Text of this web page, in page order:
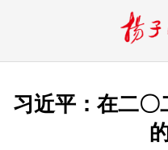
习近平：在二